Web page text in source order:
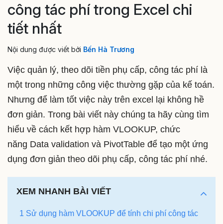
công tác phí trong Excel chi
tiết nhất
Nội dung được viết bởi Bến Hà Trương
Việc quản lý, theo dõi tiền phụ cấp, công tác phí là
một trong những công việc thường gặp của kế toán.
Nhưng để làm tốt việc này trên excel lại không hề
đơn giản. Trong bài viết này chúng ta hãy cùng tìm
hiểu về cách kết hợp hàm VLOOKUP, chức
năng Data validation và PivotTable để tạo một ứng
dụng đơn giản theo dõi phụ cấp, công tác phí nhé.
XEM NHANH BÀI VIẾT
1 Sử dụng hàm VLOOKUP để tính chi phí công tác